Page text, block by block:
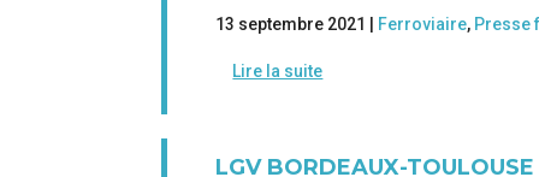
13 septembre 2021 | Ferroviaire, Presse
Lire la suite
LGV BORDEAUX-